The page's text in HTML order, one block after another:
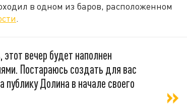
в одном из баров, расположенном
.
вечер будет наполнен
Постараюсь создать для вас
Долина в начале своего